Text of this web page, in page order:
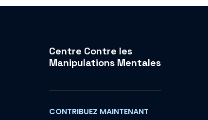
Centre Contre les
Manipulations Mentales
CONTRIBUEZ MAINTENANT